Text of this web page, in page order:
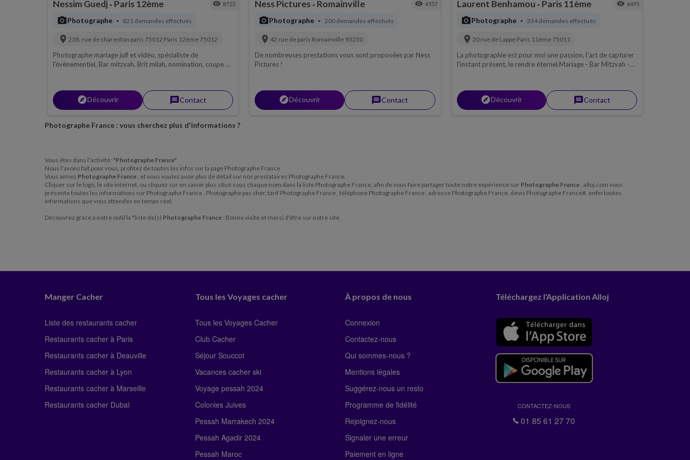
Nessim Guedj • Paris 12ème visibility 8723
photo_cameraPhotographe • 821 demandes effectués
location_on 238, rue de charenton paris 75012 Paris 12ème 75012
Photographe mariage juif et vidéo, spécialiste de
l'évènementiel, Bar mitzvah, Brit milah, nomination, coupe de
explorerDécouvrir messageContact
Ness Pictures • Romainville visibility 4557
photo_cameraPhotographe • 200 demandes effectués
location_on 42 rue de paris Romainville 93230
De nombreuses prestations vous sont proposées par Ness
Pictures !
explorerDécouvrir messageContact
Laurent Benhamou • Paris 11ème visibility 6495
photo_cameraPhotographe • 334 demandes effectués
location_on 20 rue de Lappe Paris 11ème 75011
La photographie est pour moi une passion, l'art de capturer
l'instant présent, le rendre éternel.Mariage - Bar Mitzvah -
explorerDécouvrir messageContact
Photographe France : vous cherchez plus d'informations ?
Vous êtes dans l'activité: "Photographe France"
Nous l'avons fait pour vous, profitez de toutes les infos sur la page Photographe France
Vous aimez Photographe France , et vous voulez avoir plus de détail sur nos prestataires Photographe France.
Cliquer sur le logo, le site internet, ou cliquez sur en savoir plus situé sous chaque nom dans la liste Photographe France, afin de vous faire partager toute notre expérience sur Photographe France , alloj.com vous
présente toutes les informations sur Photographe France , Photographe pas cher, tarif Photographe France , téléphone Photographe France , adresse Photographe France, devis Photographe France#, enfin toutes
informations que vous attendez en temps réel.
Découvrez grâce à notre outil la "liste de(s) Photographe France : Bonne visite et merci d'être sur notre site.
Manger Cacher
Liste des restaurants cacher
Restaurants cacher à Paris
Restaurants cacher à Deauville
Restaurants cacher à Lyon
Restaurants cacher à Marseille
Restaurants cacher Dubaï
Tous les Voyages cacher
Tous les Voyages Cacher
Club Cacher
Séjour Souccot
Vacances cacher ski
Voyage pessah 2024
Colonies Juives
Pessah Marrakech 2024
Pessah Agadir 2024
Pessah Maroc
À propos de nous
Connexion
Contactez-nous
Qui sommes-nous ?
Mentions légales
Suggérez-nous un resto
Programme de fidélité
Rejoignez-nous
Signaler une erreur
Paiement en ligne
Téléchargez l'Application Alloj
CONTACTEZ-NOUS
01 85 61 27 70